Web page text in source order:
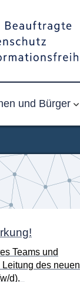
und Bürger
Teams und
des neuen
d).